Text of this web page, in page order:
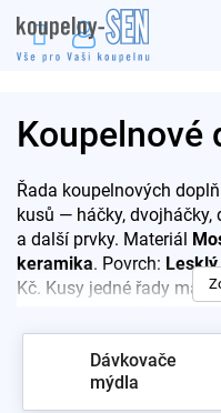
na
obsah
Koupelnové
Řada koupelnových
kusů — háčky, dvojháčky,
a další prvky. Materiál
keramika. Povrch:
Kč. Kusy jedné řady mají
Doplníme baterie i
vzorkovně Praha 10.
Dávkovače
mýdla